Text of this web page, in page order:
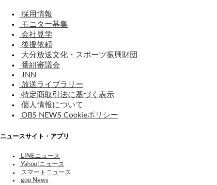
採用情報
モニター募集
会社見学
後援依頼
大分放送文化・スポーツ振興財団
番組審議会
JNN
放送ライブラリー
特定商取引法に基づく表示
個人情報について
OBS NEWS Cookieポリシー
ニュースサイト・アプリ
LINEニュース
Yahoo!ニュース
スマートニュース
goo News